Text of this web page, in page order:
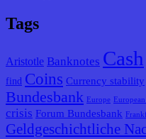
Tags
Aristotle Banknotes Cash
find Coins Currency stability
Bundesbank
Europe
crisis Forum Bundesbank
Geldgeschichtliche